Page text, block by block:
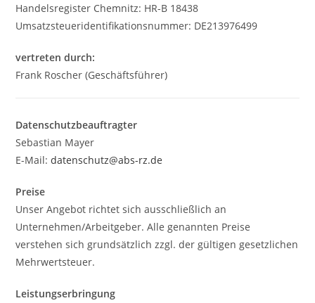
Handelsregister Chemnitz: HR-B 18438
Umsatzsteueridentifikationsnummer: DE213976499
vertreten durch:
Frank Roscher (Geschäftsführer)
Datenschutzbeauftragter
Sebastian Mayer
E-Mail:datenschutz@abs-rz.de
Preise
Unser Angebot richtet sich ausschließlich an
Unternehmen/Arbeitgeber. Alle genannten Preise
verstehen sich grundsätzlich zzgl. der gültigen gesetzlichen
Mehrwertsteuer.
Leistungserbringung